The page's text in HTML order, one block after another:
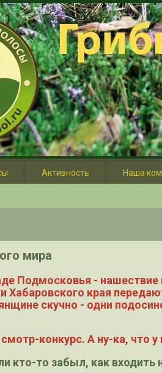
Активность Наша
мира
Подмосковья - нашествие
Хабаровского края
скучно - одни
конкурс. А ну-ка, что у
кто-то забыл, как